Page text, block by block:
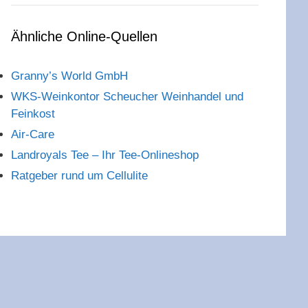
Ähnliche Online-Quellen
Granny’s World GmbH
WKS-Weinkontor Scheucher Weinhandel und
Feinkost
Air-Care
Landroyals Tee – Ihr Tee-Onlineshop
Ratgeber rund um Cellulite